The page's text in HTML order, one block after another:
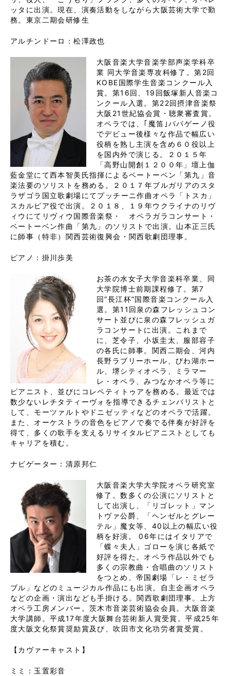
ッタに出演。現在、演奏活動をしながら大阪芸術大学で勤
務。東京二期会研修生
アルチンドーロ：松澤政也
大阪音楽大学音楽学部声楽学科卒
業 同大学音楽専攻科修了。第2回
KOBE国際学生音楽コンクール入
賞。第16回、19回飯塚新人音楽コ
ンクール入選。第22回摂津音楽祭
大阪21世紀協会賞・聴衆審査賞。
オペラでは、｢魔笛｣パパゲーノ役
でデビュー後様々な作品で幅広い
役柄を熟し主演を含め６０役以上
を国内外で演じる。２０１５年
「高野山開創１２００年」壇上伽
藍金堂にて西本智美氏指揮によるベートーベン「第九」音
楽法要のソリストを務める。２０１７年ブルガリアのスタ
ラザゴラ国立歌劇場にてプッチーニ作曲オペラ「トスカ」
スカルピア役で出演。２０１８、１９年ウクライナのリヴ
ィウにてリヴィウ国際音楽祭・ オペラガラコンサート・
ベートーベン作曲「第九」のソリストで出演。山本正三氏
に師事（特非）関西芸術復興会・関西歌劇団理事。
ピアノ：掛川歩美
お茶の水女子大学音楽科卒業、同
大学院博士前期課程修了。第7
回“長江杯”国際音楽コンクール入
選。第11回泉の森フレッシュコン
サート並びに泉の森フレッシュガ
ラコンサートに出演。これまで
に、芝令子、小坂圭太、服部容子
の各氏に師事。関西二期会、河内
長野ラブリーホール、びわ湖ホー
ル、堺シティオペラ、ミラマー
レ・オペラ、みつなかオペラ等に
ピアニスト、並びにコレペティトゥアを務める。最近では
数少ないレチタティーヴォを指導できるチェンバリストと
して、モーツァルトやドニゼッティなどのオペラで活躍。
また、オーケストラの音色をピアノで奏でる伴奏が好評を
得て、多くの歌手を支えるリサイタルピアニストとしても
キャリアを積む。
ナビゲーター：清原邦仁
大阪音楽大学大学院オペラ研究室
修了。数多くの公演にソリストと
して出演し、「リゴレット」マン
トヴァ公爵、「ヘンゼルとグレー
テル」魔女等、40以上の幅広い役
柄を好演。 06年にはイタリアで
「蝶々夫人」ゴローを演じ各紙で
好評を得た。オペラ作品以外でも
多くの宗教曲・合唱曲のソリスト
をつとめ、帝国劇場「レ・ミゼラ
ブル」などのミュージカル作品にも出演。自主企画オペラ
などの企画・演出なども手掛ける。関西歌劇団理事。上方
オペラ工房メンバー。茨木市音楽芸術協会会員。大阪音楽
大学講師。平成17年度大阪舞台芸術新人賞受賞。平成25年
度大阪文化祭賞奨励賞及び、吹田市文化功労者賞受賞。
【カヴァーキャスト】
ミミ：玉置彩音